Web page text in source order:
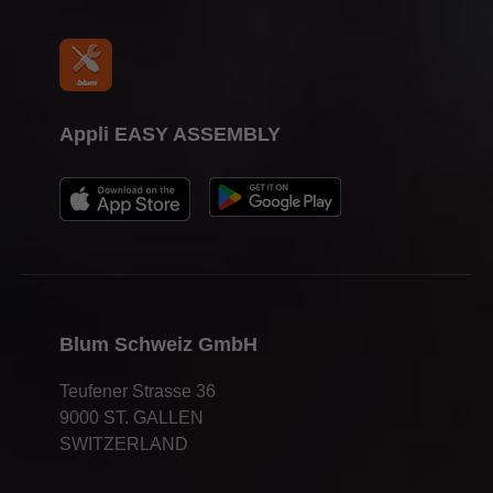
Blum Schweiz GmbH
Teufener Strasse 36
9000 ST. GALLEN
SWITZERLAND
Appli EASY ASSEMBLY